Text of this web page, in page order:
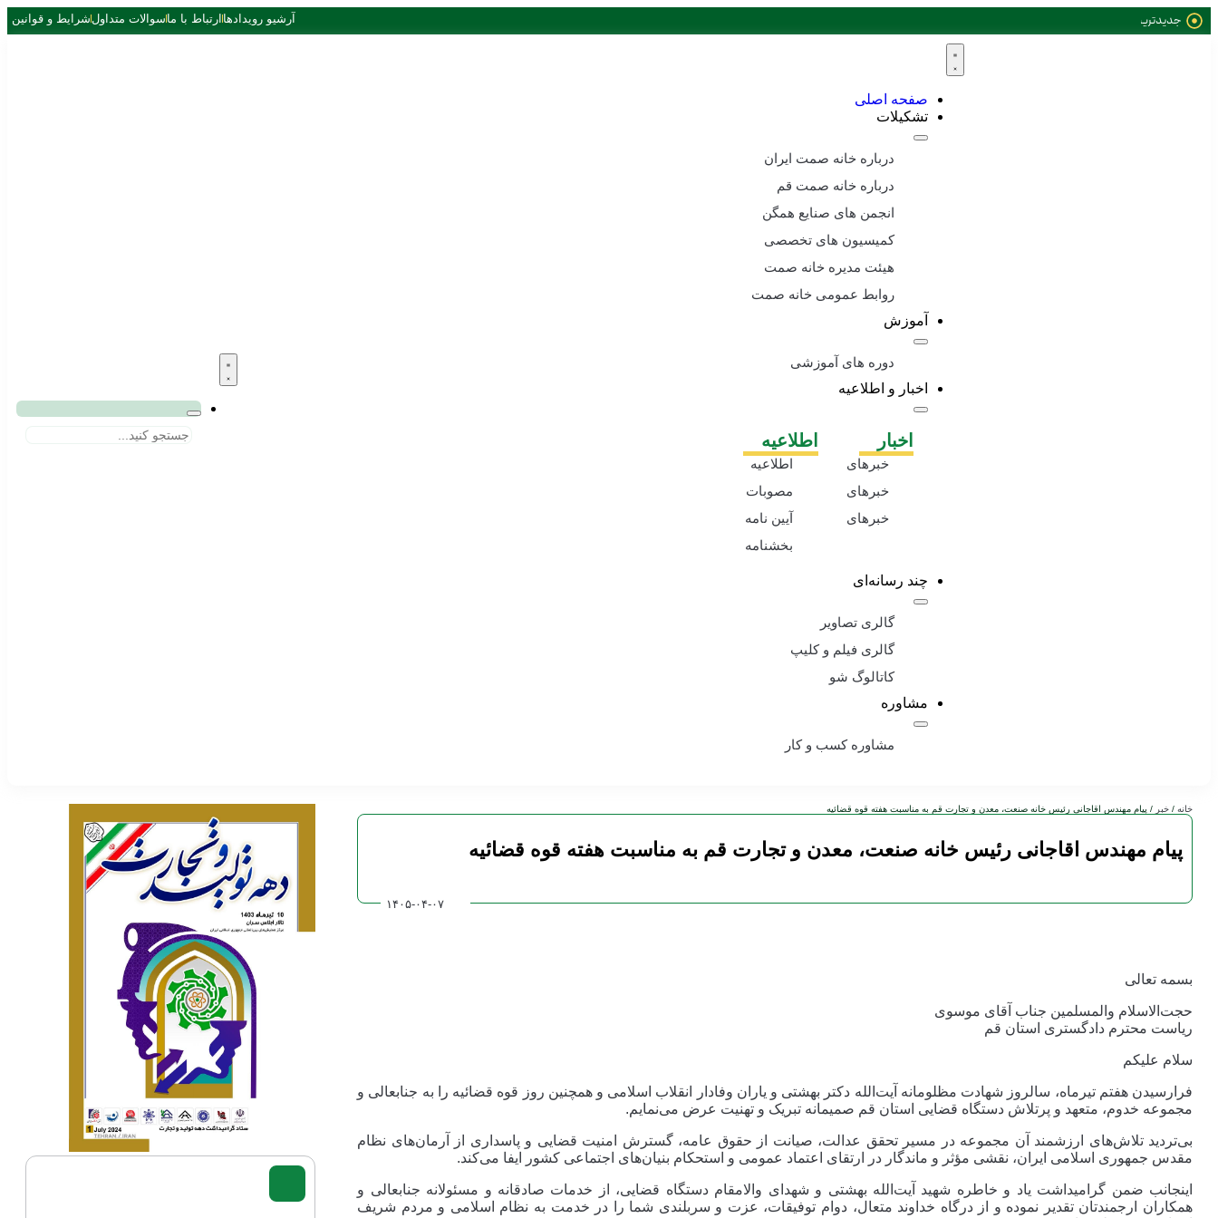
جدیدترین
خبرها:
آرشیو رویدادها ارتباط با ما سوالات متداول شرایط و قوانین
صفحه اصلی
تشکیلات
درباره خانه صمت ایران
درباره خانه صمت قم
انجمن های صنایع همگن
کمیسیون های تخصصی
هیئت مدیره خانه صمت
روابط عمومی خانه صمت
آموزش
دوره های آموزشی
اخبار و اطلاعیه
اخبار
خبرهای
خبرهای
خبرهای
اطلاعیه
اطلاعیه
مصوبات
آیین نامه
بخشنامه
چند رسانه‌ای
گالری تصاویر
گالری فیلم و کلیپ
کاتالوگ شو
مشاوره
مشاوره کسب و کار
خانه / خبر / پیام مهند‌س اقاجانی رئیس خانه صنعت، معدن و تجارت قم به مناسبت هفته قوه قضائیه
پیام مهند‌س اقاجانی رئیس خانه صنعت، معدن و تجارت قم به مناسبت هفته قوه قضائیه
۱۴۰۵-۰۴-۰۷
بسمه تعالی
حجت‌الاسلام والمسلمین جناب آقای موسوی
ریاست محترم دادگستری استان قم
سلام علیکم
فرارسیدن هفتم تیرماه، سالروز شهادت مظلومانه آیت‌الله دکتر بهشتی و یاران وفادار انقلاب اسلامی و همچنین روز قوه قضائیه را به جنابعالی و
مجموعه خدوم، متعهد و پرتلاش دستگاه قضایی استان قم صمیمانه تبریک و تهنیت عرض می‌نمایم.
بی‌تردید تلاش‌های ارزشمند آن مجموعه در مسیر تحقق عدالت، صیانت از حقوق عامه، گسترش امنیت قضایی و پاسداری از آرمان‌های نظام
مقدس جمهوری اسلامی ایران، نقشی مؤثر و ماندگار در ارتقای اعتماد عمومی و استحکام بنیان‌های اجتماعی کشور ایفا می‌کند.
اینجانب ضمن گرامیداشت یاد و خاطره شهید آیت‌الله بهشتی و شهدای والامقام دستگاه قضایی، از خدمات صادقانه و مسئولانه جنابعالی و
همکاران ارجمندتان تقدیر نموده و از درگاه خداوند متعال، دوام توفیقات، عزت و سربلندی شما را در خدمت به نظام اسلامی و مردم شریف